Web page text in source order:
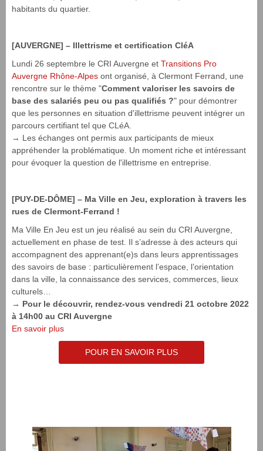
habitants du quartier.
[AUVERGNE] – Illettrisme et certification CléA
Lundi 26 septembre le CRI Auvergne et Transitions Pro
Auvergne Rhône-Alpes ont organisé, à Clermont Ferrand, une
rencontre sur le thème "Comment valoriser les savoirs de
base des salariés peu ou pas qualifiés ?" pour démontrer
que les personnes en situation d'illettrisme peuvent intégrer un
parcours certifiant tel que CLéA.
→ Les échanges ont permis aux participants de mieux
appréhender la problématique. Un moment riche et intéressant
pour évoquer la question de l'illettrisme en entreprise.
[PUY-DE-DÔME] – Ma Ville en Jeu, exploration à travers les
rues de Clermont-Ferrand !
Ma Ville En Jeu est un jeu réalisé au sein du CRI Auvergne,
actuellement en phase de test. Il s’adresse à des acteurs qui
accompagnent des apprenant(e)s dans leurs apprentissages
des savoirs de base : particulièrement l’espace, l’orientation
dans la ville, la connaissance des services, commerces, lieux
culturels…
→ Pour le découvrir, rendez-vous vendredi 21 octobre 2022
à 14h00 au CRI Auvergne
En savoir plus
POUR EN SAVOIR PLUS